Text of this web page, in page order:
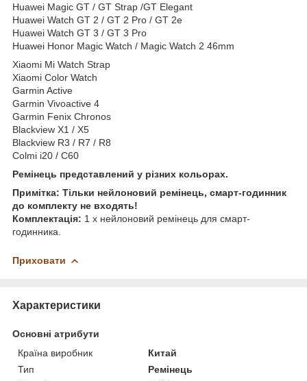
Huawei Magic GT / GT Strap /GT Elegant
Huawei Watch GT 2 / GT 2 Pro / GT 2e
Huawei Watch GT 3 / GT 3 Pro
Huawei Honor Magic Watch / Magic Watch 2 46mm
Xiaomi Mi Watch Strap
Xiaomi Color Watch
Garmin Active
Garmin Vivoactive 4
Garmin Fenix Chronos
Blackview X1 / X5
Blackview R3 / R7 / R8
Colmi i20 / C60
Ремінець представлений у різних кольорах.
Примітка: Тільки нейлоновий ремінець, смарт-годинник
до комплекту не входять!
Комплектація: 1 x нейлоновий ремінець для смарт-
годинника.
Приховати
Характеристики
Основні атрибути
Країна виробник
Китай
Тип
Ремінець